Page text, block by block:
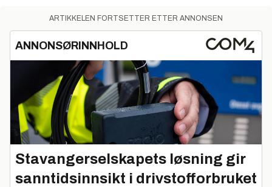
ARTIKKELEN FORTSETTER ETTER ANNONSEN
ANNONSØRINNHOLD
Stavangerselskapets løsning gir
sanntidsinnsikt i drivstofforbruket